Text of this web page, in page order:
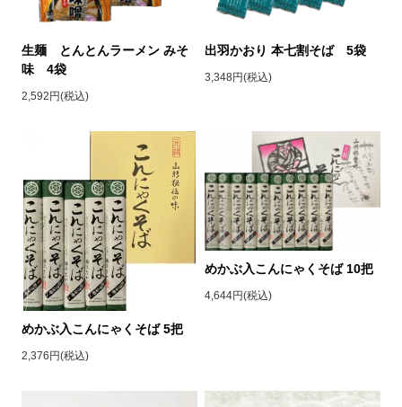
生麺 とんとんラーメン みそ
味 4袋
2,592円(税込)
出羽かおり 本七割そば 5袋
3,348円(税込)
めかぶ入こんにゃくそば 5把
2,376円(税込)
めかぶ入こんにゃくそば 10把
4,644円(税込)